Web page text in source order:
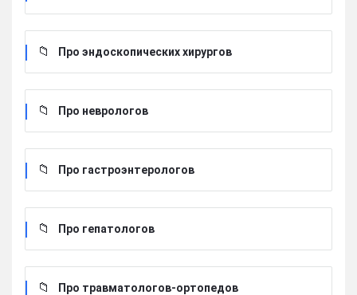
Про эндоскопических хирургов
Про неврологов
Про гастроэнтерологов
Про гепатологов
Про травматологов-ортопедов